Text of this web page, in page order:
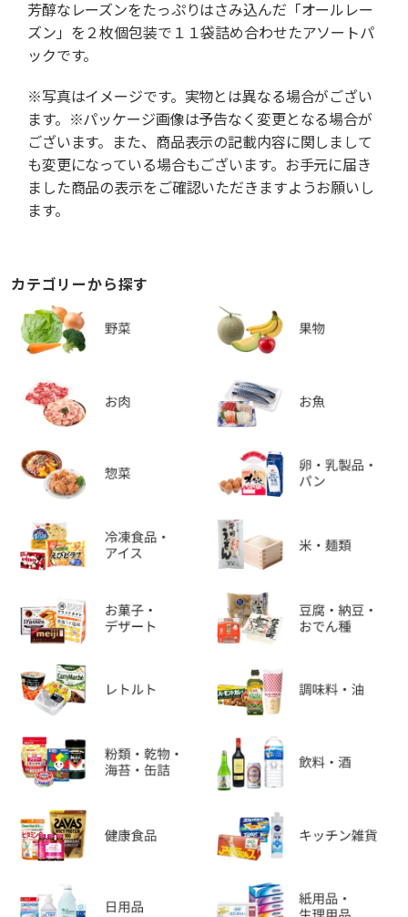
芳醇なレーズンをたっぷりはさみ込んだ「オールレー
ズン」を２枚個包装で１１袋詰め合わせたアソートパ
ックです。
※写真はイメージです。実物とは異なる場合がござい
ます。※パッケージ画像は予告なく変更となる場合が
ございます。また、商品表示の記載内容に関しまして
も変更になっている場合もございます。お手元に届き
ました商品の表示をご確認いただきますようお願いし
ます。
カテゴリーから探す